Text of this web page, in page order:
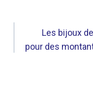
Les bijoux
pour des